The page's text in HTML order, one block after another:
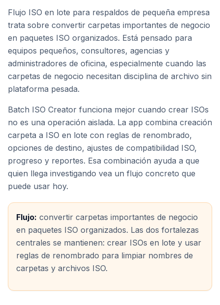
Flujo ISO en lote para respaldos de pequeña empresa
trata sobre convertir carpetas importantes de negocio
en paquetes ISO organizados. Está pensado para
equipos pequeños, consultores, agencias y
administradores de oficina, especialmente cuando las
carpetas de negocio necesitan disciplina de archivo sin
plataforma pesada.
Batch ISO Creator funciona mejor cuando crear ISOs
no es una operación aislada. La app combina creación
carpeta a ISO en lote con reglas de renombrado,
opciones de destino, ajustes de compatibilidad ISO,
progreso y reportes. Esa combinación ayuda a que
quien llega investigando vea un flujo concreto que
puede usar hoy.
Flujo: convertir carpetas importantes de negocio
en paquetes ISO organizados. Las dos fortalezas
centrales se mantienen: crear ISOs en lote y usar
reglas de renombrado para limpiar nombres de
carpetas y archivos ISO.